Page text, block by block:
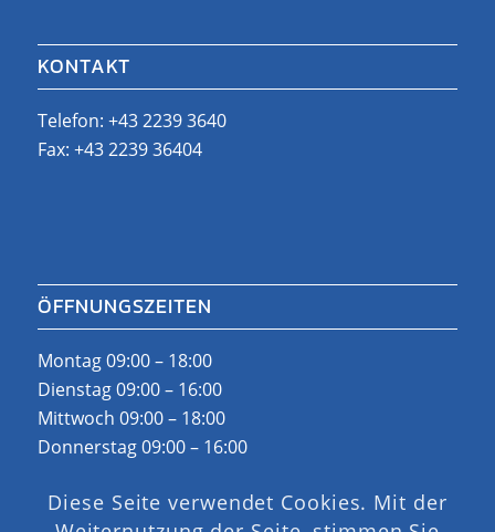
KONTAKT
Telefon: +43 2239 3640
Fax: +43 2239 36404
ÖFFNUNGSZEITEN
Montag 09:00 – 18:00
Dienstag 09:00 – 16:00
Mittwoch 09:00 – 18:00
Donnerstag 09:00 – 16:00
Außerhalb unserer Öffnungszeiten:
Diese Seite verwendet Cookies. Mit der